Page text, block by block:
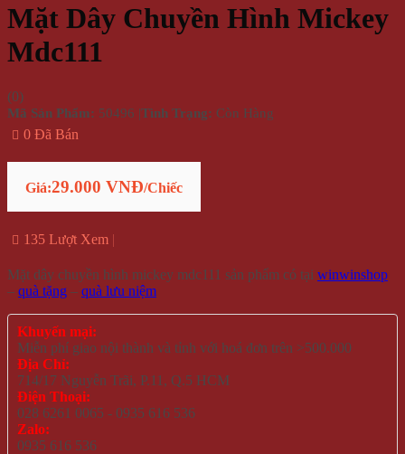
Mặt Dây Chuyền Hình Mickey
Mdc111
(0)
Mã Sản Phẩm: 50496 |Tình Trạng: Còn Hàng
0 Đã Bán
Giá:29.000 VNĐ/Chiếc
135 Lượt Xem
Mặt dây chuyền hình mickey mdc111 sản phẩm có tại winwinshop
– quà tặng – quà lưu niệm
Khuyến mại:
Miễn phí giao nội thành và tỉnh với hoá đơn trên >500.000
Địa Chỉ:
714/17 Nguyễn Trãi, P.11, Q.5 HCM
Điện Thoại:
028 6261 0065 - 0935 616 536
Zalo:
0935 616 536